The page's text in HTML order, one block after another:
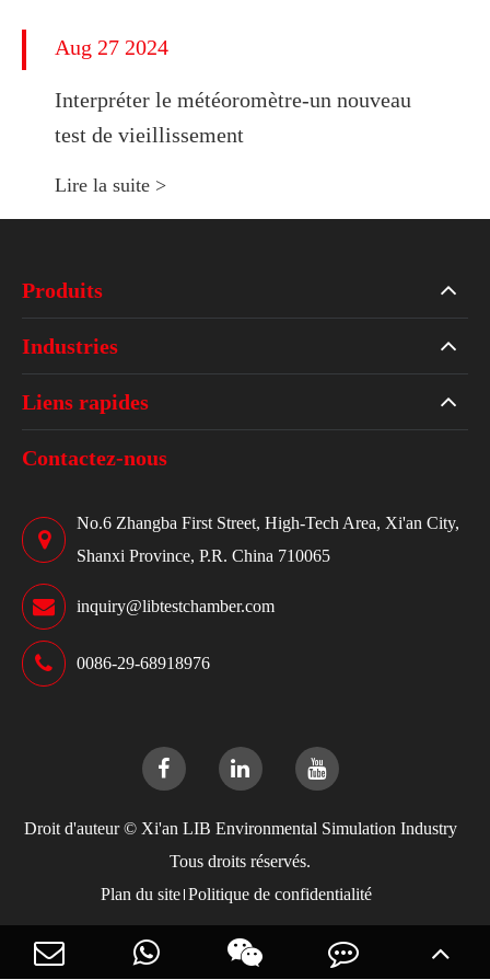
Aug 27 2024
Interpréter le météoromètre-un nouveau
test de vieillissement
Lire la suite >
Produits
Industries
Liens rapides
Contactez-nous
No.6 Zhangba First Street, High-Tech Area, Xi'an City,
Shanxi Province, P.R. China 710065
inquiry@libtestchamber.com
0086-29-68918976
Droit d'auteur © Xi'an LIB Environmental Simulation Industry
Tous droits réservés.
Plan du site Politique de confidentialité